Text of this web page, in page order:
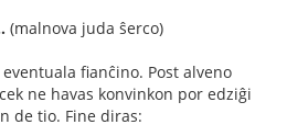
(malnova juda ŝerco)
fianĉino. Post alveno
ne havas konvinkon por edziĝi
de tio. Fine diras: